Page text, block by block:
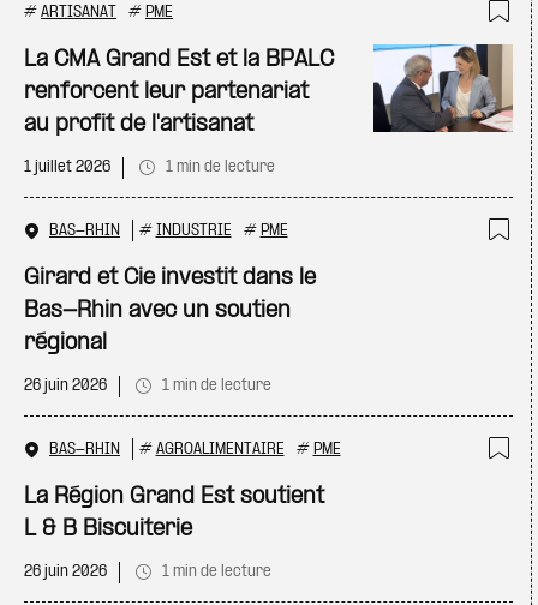
# ARTISANAT # PME
La CMA Grand Est et la BPALC
renforcent leur partenariat
au profit de l'artisanat
1 juillet 2026 1 min de lecture
BAS-RHIN # INDUSTRIE # PME
Girard et Cie investit dans le
Bas-Rhin avec un soutien
régional
26 juin 2026 1 min de lecture
BAS-RHIN # AGROALIMENTAIRE # PME
La Région Grand Est soutient
L & B Biscuiterie
26 juin 2026 1 min de lecture